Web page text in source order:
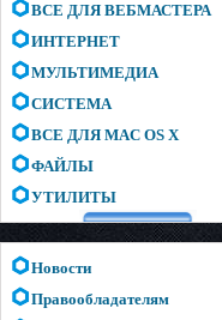
ВСЕ ДЛЯ ВЕБМАСТЕРА
ИНТЕРНЕТ
МУЛЬТИМЕДИА
СИСТЕМА
ВСЕ ДЛЯ MAC OS X
ФАЙЛЫ
УТИЛИТЫ
Новости
Правообладателям